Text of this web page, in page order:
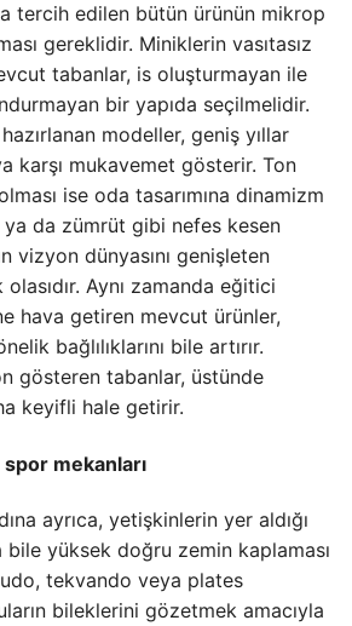
tercih edilen bütün ürünün mikrop
gereklidir. Miniklerin vasıtasız
tabanlar, is oluşturmayan ile
bir yapıda seçilmelidir.
modeller, geniş yıllar
karşı mukavemet gösterir. Ton
ise oda tasarımına dinamizm
ya da zümrüt gibi nefes kesen
vizyon dünyasını genişleten
Aynı zamanda eğitici
hava getiren mevcut ürünler,
bağlılıklarını bile artırır.
gösteren tabanlar, üstünde
keyifli hale getirir.
mekanları
ayrıca, yetişkinlerin yer aldığı
bile yüksek doğru zemin kaplaması
tekvando veya plates
bileklerini gözetmek amacıyla